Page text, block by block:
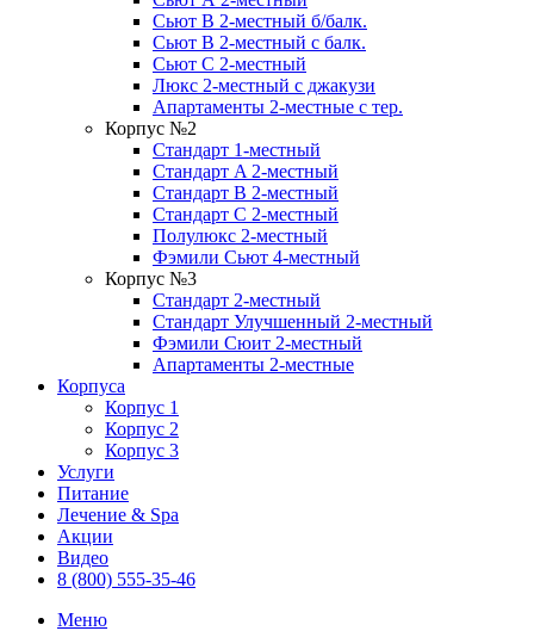
Сьют B 2-местный б/балк.
Сьют B 2-местный c балк.
Сьют C 2-местный
Люкс 2-местный с джакузи
Апартаменты 2-местные с тер.
Корпус №2
Стандарт 1-местный
Стандарт A 2-местный
Стандарт B 2-местный
Стандарт C 2-местный
Полулюкс 2-местный
Фэмили Сьют 4-местный
Корпус №3
Стандарт 2-местный
Стандарт Улучшенный 2-местный
Фэмили Сюит 2-местный
Апартаменты 2-местные
Корпуса
Корпус 1
Корпус 2
Корпус 3
Услуги
Питание
Лечение & Spa
Акции
Видео
8 (800) 555-35-46
Меню